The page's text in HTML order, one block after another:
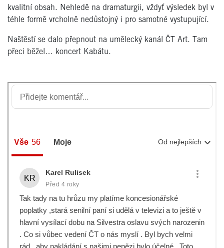
kvalitní obsah. Nehledě na dramaturgii, vždyť výsledek byl v
téhle formě vrcholně nedůstojný i pro samotné vystupující.
Naštěstí se dalo přepnout na umělecký kanál ČT Art. Tam
přeci běžel… koncert Kabátu.